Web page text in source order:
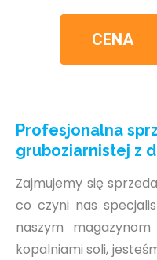
CENA
Profesjonalna
gruboziarnistej z
Zajmujemy się
co czyni nas
naszym
kopalniami soli,